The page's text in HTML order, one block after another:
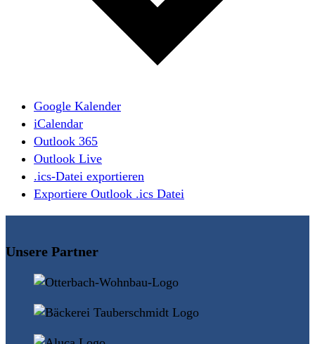
Google Kalender
iCalendar
Outlook 365
Outlook Live
.ics-Datei exportieren
Exportiere Outlook .ics Datei
Unsere Partner